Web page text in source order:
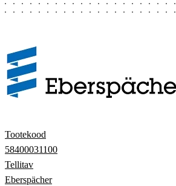
Tootekood
58400031100
Tellitav
Eberspächer